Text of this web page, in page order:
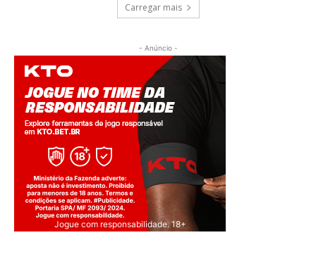
Carregar mais
- Anúncio -
Jogue com responsabilidade. 18+